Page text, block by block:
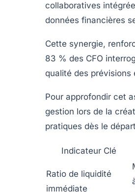
collaboratives
données financières
Cette synergie,
83 % des CFO
qualité des prévisions
Pour approfondir cet
gestion lors de la
pratiques dès le
Indicateur Clé
Ratio de liquidité
immédiate